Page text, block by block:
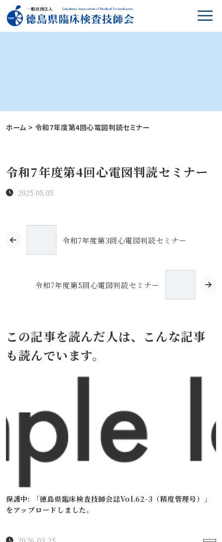
ホーム > 令和7年度第4回心電図判読セミナー
令和7年度第4回心電図判読セミナー
2025.05.05
令和7年度第3回心電図判読セミナー
令和7年度第5回心電図判読セミナー
この記事を読んだ人は、こんな記事
も読んでいます。
保護中: 「徳島県臨床検査技師会誌Vol.62-3（精度管理号）」
をアップロードしました。